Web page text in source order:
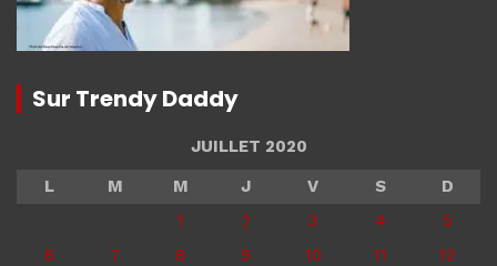
Sur Trendy Daddy
JUILLET 2020
L
M M J V S
D
1
2 3 4
5
6
7 8 9 10 11
12